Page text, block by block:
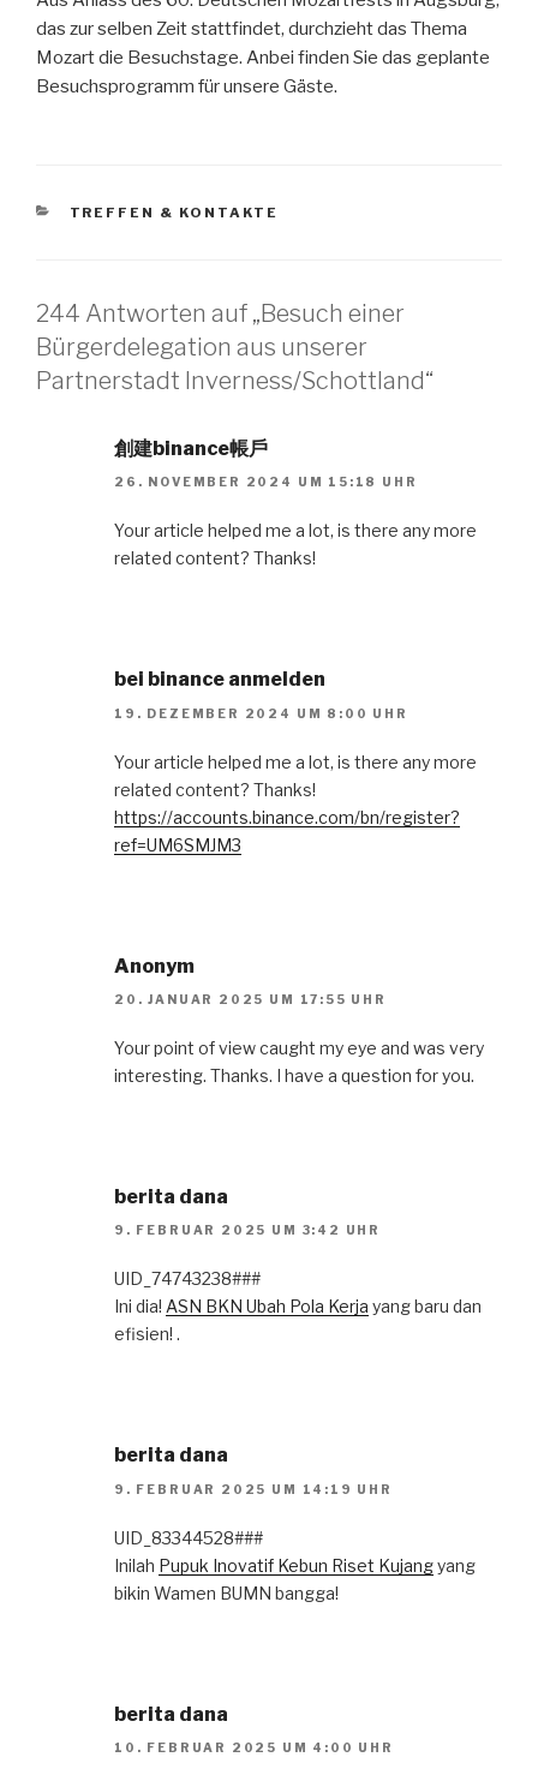
das zur selben Zeit stattfindet, durchzieht das Thema
Mozart die Besuchstage. Anbei finden Sie das geplante
Besuchsprogramm für unsere Gäste.
KATEGORIEN
TREFFEN & KONTAKTE
244 Antworten auf „Besuch einer
Bürgerdelegation aus unserer
Partnerstadt Inverness/Schottland“
創建binance帳戶
26. NOVEMBER 2024 UM 15:18 UHR
Your article helped me a lot, is there any more
related content? Thanks!
bei binance anmelden
19. DEZEMBER 2024 UM 8:00 UHR
Your article helped me a lot, is there any more
related content? Thanks!
https://accounts.binance.com/bn/register?
ref=UM6SMJM3
Anonym
20. JANUAR 2025 UM 17:55 UHR
Your point of view caught my eye and was very
interesting. Thanks. I have a question for you.
berita dana
9. FEBRUAR 2025 UM 3:42 UHR
UID_74743238###
Ini dia! ASN BKN Ubah Pola Kerja yang baru dan
efisien! .
berita dana
9. FEBRUAR 2025 UM 14:19 UHR
UID_83344528###
Inilah Pupuk Inovatif Kebun Riset Kujangyang
bikin Wamen BUMN bangga!
berita dana
10. FEBRUAR 2025 UM 4:00 UHR